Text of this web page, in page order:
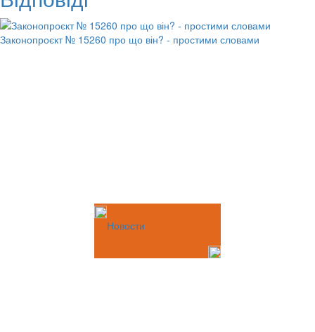
Законопроєкт № 15260 про що він? - простими словами
Новости